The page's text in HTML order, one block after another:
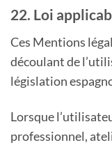
22. Loi
Ces Mentions
découlant de
législation
Lorsque
professionnel,